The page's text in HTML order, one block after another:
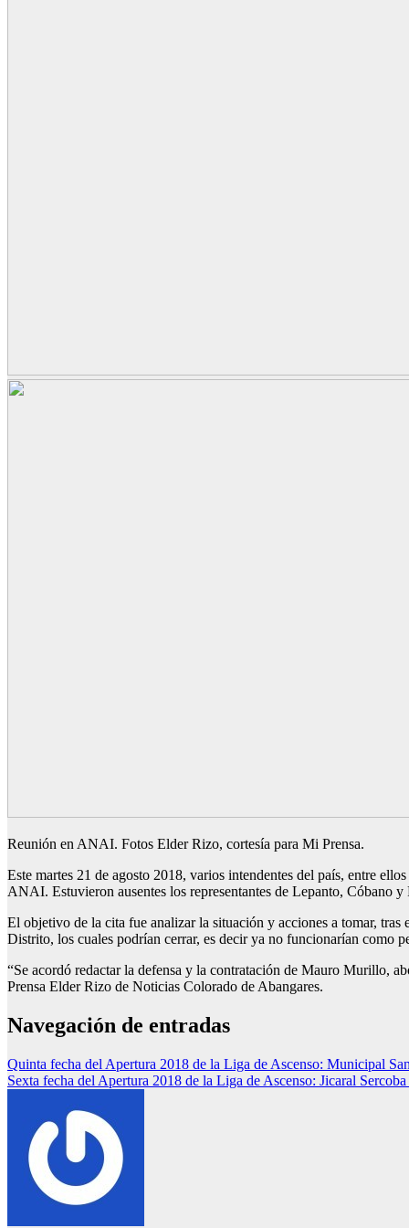
Reunión en ANAI. Fotos Elder Rizo, cortesía para Mi Prensa.
Este martes 21 de agosto 2018, varios intendentes del país, entre
ANAI. Estuvieron ausentes los representantes de Lepanto, Cóbano y
El objetivo de la cita fue analizar la situación y acciones a tomar,
Distrito, los cuales podrían cerrar, es decir ya no funcionarían como
“Se acordó redactar la defensa y la contratación de Mauro Murillo,
Prensa Elder Rizo de Noticias Colorado de Abangares.
Navegación de entradas
Quinta fecha del Apertura 2018 de la Liga de Ascenso: Municipal
Sexta fecha del Apertura 2018 de la Liga de Ascenso: Jicaral